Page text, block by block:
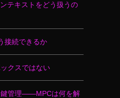
テキストをどう扱うの
接続できるか
クスではない
鍵管理――MPCは何を解